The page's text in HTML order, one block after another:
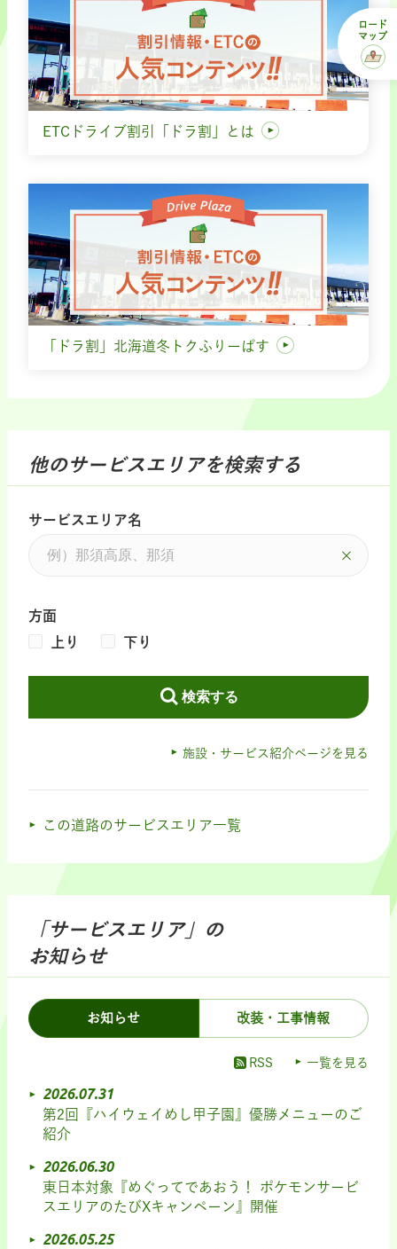
ETCドライブ割引「ドラ割」とは
「ドラ割」北海道冬トクふりーぱす
他のサービスエリアを検索する
サービスエリア名
方面
上り
下り
検索する
施設・サービス紹介ページを見る
この道路のサービスエリア一覧
「サービスエリア」の
お知らせ
お知らせ 改装・工事情報
RSS 一覧を見る
2026.07.31
第2回『ハイウェイめし甲子園』優勝メニューのご
紹介
2026.06.30
東日本対象『めぐってであおう！ ポケモンサービ
スエリアのたびXキャンペーン』開催
2026.05.25
ロード
マップ